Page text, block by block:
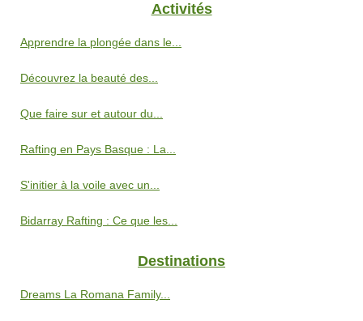
Activités
Apprendre la plongée dans le...
Découvrez la beauté des...
Que faire sur et autour du...
Rafting en Pays Basque : La...
S'initier à la voile avec un...
Bidarray Rafting : Ce que les...
Destinations
Dreams La Romana Family...